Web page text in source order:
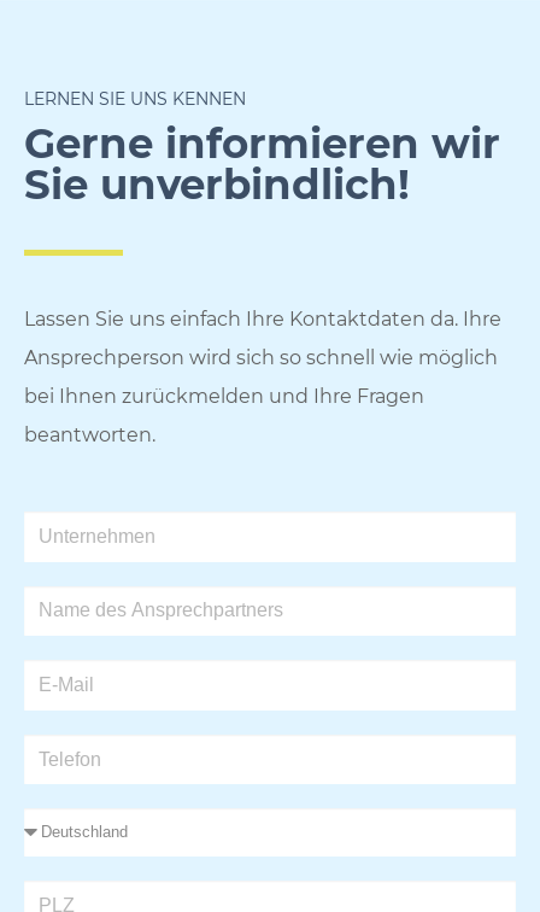
LERNEN SIE UNS KENNEN
Gerne informieren wir
Sie unverbindlich!
Lassen Sie uns einfach Ihre Kontaktdaten da. Ihre
Ansprechperson wird sich so schnell wie möglich
bei Ihnen zurückmelden und Ihre Fragen
beantworten.